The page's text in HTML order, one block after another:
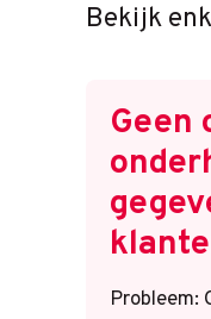
Bekijk
Geen
Probleem: